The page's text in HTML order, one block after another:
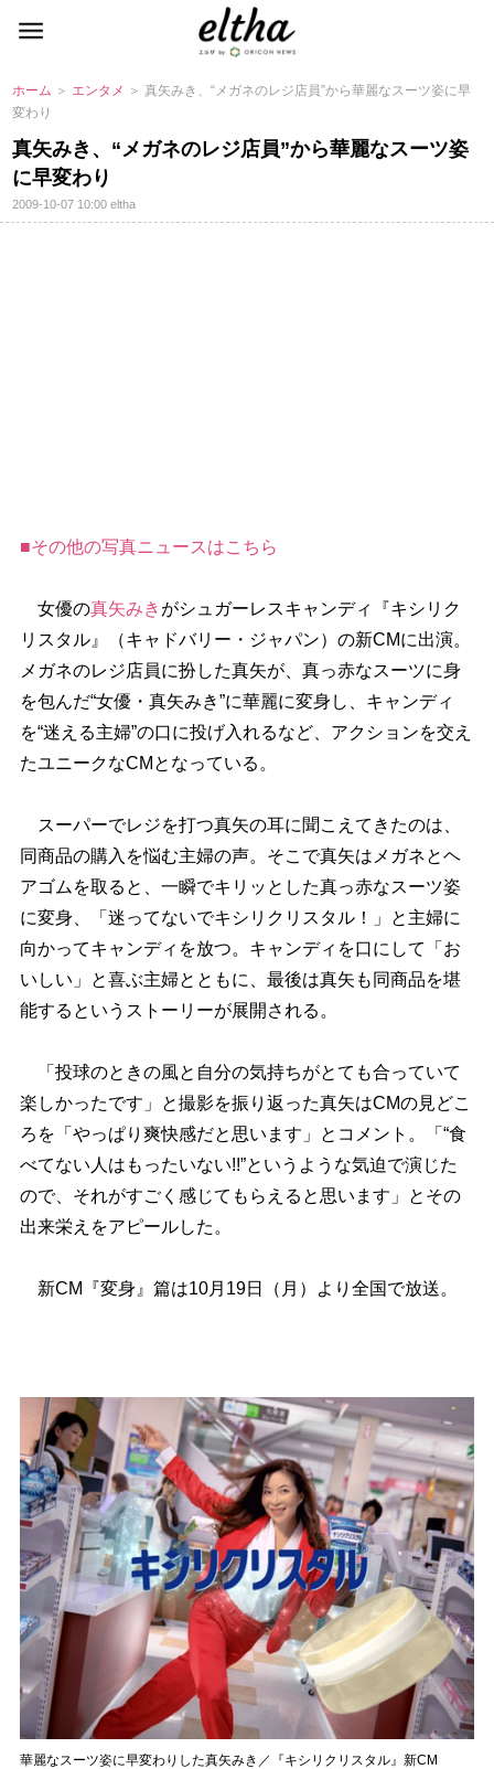
ホーム ＞ エンタメ ＞ 真矢みき、“メガネのレジ店員”から華麗なスーツ姿に早
変わり
真矢みき、“メガネのレジ店員”から華麗なスーツ姿
に早変わり
2009-10-07 10:00eltha
■その他の写真ニュースはこちら
女優の真矢みき がシュガーレスキャンディ『キシリク
リスタル』（キャドバリー・ジャパン）の新CMに出演。
メガネのレジ店員に扮した真矢が、真っ赤なスーツに身
を包んだ“女優・真矢みき”に華麗に変身し、キャンディ
を“迷える主婦”の口に投げ入れるなど、アクションを交え
たユニークなCMとなっている。
スーパーでレジを打つ真矢の耳に聞こえてきたのは、
同商品の購入を悩む主婦の声。そこで真矢はメガネとヘ
アゴムを取ると、一瞬でキリッとした真っ赤なスーツ姿
に変身、「迷ってないでキシリクリスタル！」と主婦に
向かってキャンディを放つ。キャンディを口にして「お
いしい」と喜ぶ主婦とともに、最後は真矢も同商品を堪
能するというストーリーが展開される。
「投球のときの風と自分の気持ちがとても合っていて
楽しかったです」と撮影を振り返った真矢はCMの見どこ
ろを「やっぱり爽快感だと思います」とコメント。「“食
べてない人はもったいない!!”というような気迫で演じた
ので、それがすごく感じてもらえると思います」とその
出来栄えをアピールした。
新CM『変身』篇は10月19日（月）より全国で放送。
華麗なスーツ姿に早変わりした真矢みき／『キシリクリスタル』新CM